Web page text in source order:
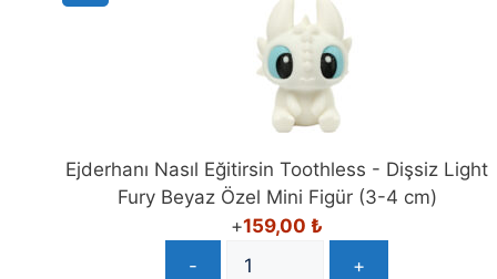
Ejderhanı Nasıl Eğitirsin Toothless - Dişsiz Light
Fury Beyaz Özel Mini Figür (3-4 cm)
+159,00 ₺
-
+